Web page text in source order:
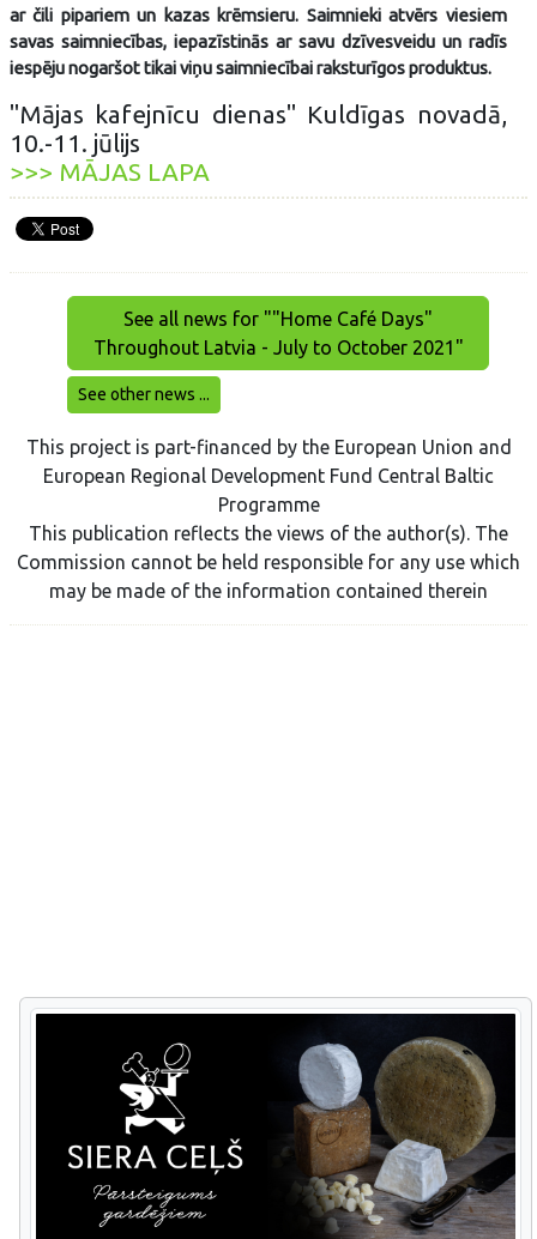
ar čili pipariem un kazas krēmsieru. Saimnieki atvērs viesiem
savas saimniecības, iepazīstinās ar savu dzīvesveidu un radīs
iespēju nogaršot tikai viņu saimniecībai raksturīgos produktus.
"Mājas kafejnīcu dienas" Kuldīgas novadā,
10.-11. jūlijs
>>> MĀJAS LAPA
See all news for ""Home Café Days"
Throughout Latvia - July to October 2021"
See other news ...
This project is part-financed by the European Union and
European Regional Development Fund Central Baltic
Programme
This publication reflects the views of the author(s). The
Commission cannot be held responsible for any use which
may be made of the information contained therein